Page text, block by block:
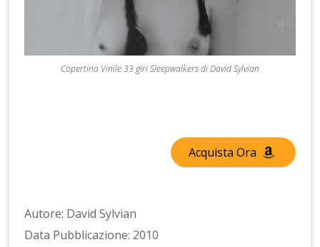
Copertina Vinile 33 giri Sleepwalkers di David Sylvian
Acquista Ora
Autore: David Sylvian
Data Pubblicazione: 2010